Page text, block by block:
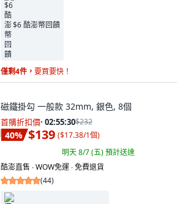
$6 酷澎幣回饋
僅剩4件， 要買要快！
磁鐵掛勾 一般款 32mm, 銀色, 8個
首購折扣價· 02:55:29$232
40% $139 ($17.38/1個)
明天 8/7 (五)預計送達
酷澎直售 ∙ WOW免運 ∙ 免費退貨
(44)